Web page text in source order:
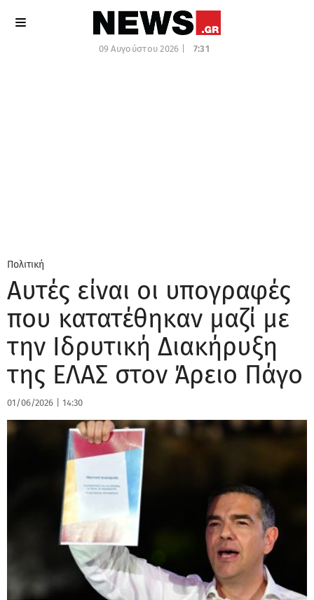
09 Αυγούστου 2026 | 7:31
Πολιτική
Αυτές είναι οι υπογραφές
που κατατέθηκαν μαζί με
την Ιδρυτική Διακήρυξη
της ΕΛΑΣ στον Άρειο Πάγο
01/06/2026 14:30